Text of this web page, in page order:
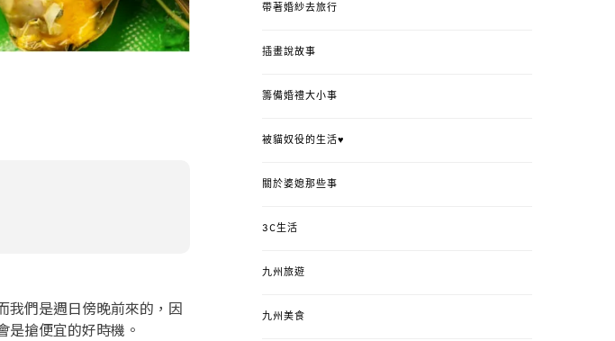
我們是週日傍晚前來的，因
是搶便宜的好時機。
帶著婚紗去旅行
插畫說故事
籌備婚禮大小事
被貓奴役的生活♥
關於婆媳那些事
3C生活
九州旅遊
九州美食